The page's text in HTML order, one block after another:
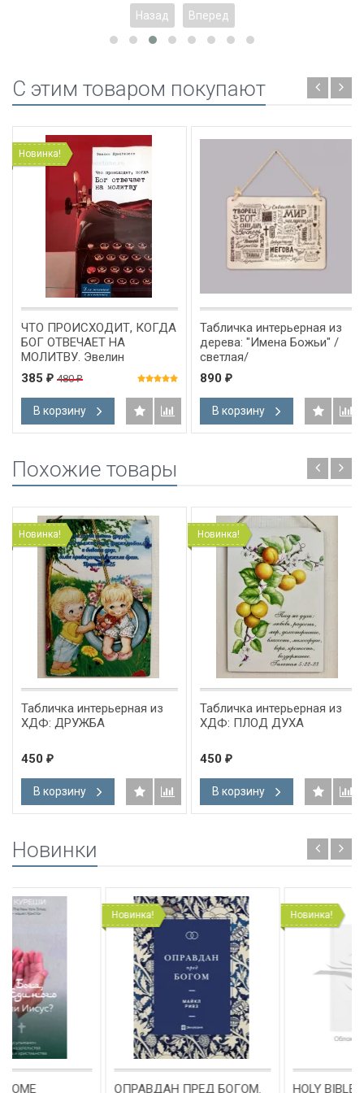
Назад Вперед
C этим товаром покупают
Новинка!
ЧТО ПРОИСХОДИТ, КОГДА
БОГ ОТВЕЧАЕТ НА
МОЛИТВУ. Эвелин
Кристенсон
385 ₽ 480₽
В корзину
Табличка интерьерная из
дерева: "Имена Божьи" /
светлая/
890 ₽
В корзину
Похожие товары
Новинка!
Табличка интерьерная из
ХДФ: ДРУЖБА
450 ₽
В корзину
Новинка!
Табличка интерьерная из
ХДФ: ПЛОД ДУХА
450 ₽
В корзину
Новинки
Новинка!
ОПРАВДАН ПРЕД БОГОМ.
Новинка!
HOLY BIBLE. King James